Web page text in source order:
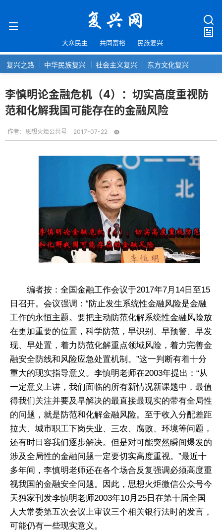
大众民主 共同富裕 民族复兴
复兴之路 中华民族复兴 社会主义复兴 东方文化复兴
李慎明论金融危机（4）：切实高度重视防
范和化解我国可能存在的金融风险
作者： 思想火炬公共号 2017-07-22
编者按：全国金融工作会议于2017年7月14日至15
日召开。会议强调：“防止发生系统性金融风险是金融
工作的永恒主题。要把主动防范化解系统性金融风险放
在更加重要的位置，科学防范，早识别、早预警、早发
现、早处置，着力防范化解重点领域风险，着力完善金
融安全防线和风险应急处置机制。”这一判断有着十分
重大的现实指导意义。李慎明老师在2003年提出：“从
一定意义上讲，我们面临的所有新情况新课题中，最值
得我们关注并要及早解决的最直接最现实的带有全局性
的问题，就是防范和化解金融风险。至于收入分配差距
拉大、城市职工下岗失业、三农、腐败、环境等问题，
还有时日容我们逐步解决。但是对可能突然瞬间爆发的
涉及全局性的金融问题一定要切实高度重视。”最近十
多年间，李慎明老师还在各个场合反复强调必须高度重
视我国的金融安全问题。因此，思想火炬微信公众号今
天独家刊发李慎明老师2003年10月25日在第十届全国
人大常委第五次会议上审议三个相关银行法时的发言，
可能仍有一些现实意义。